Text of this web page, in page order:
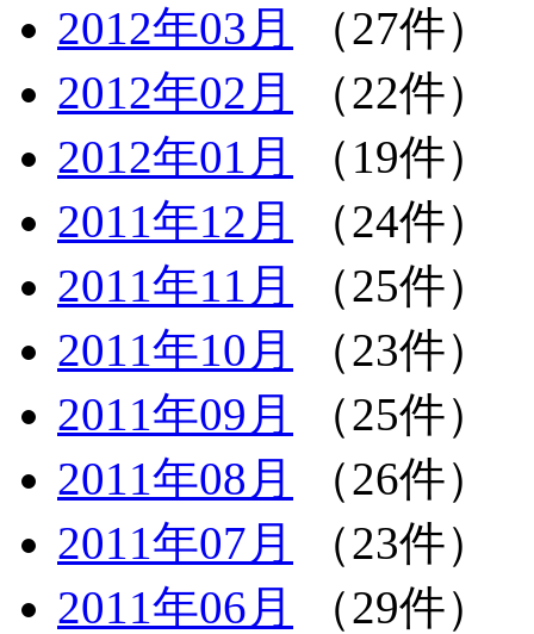
2012年03月
（27件）
2012年02月
（22件）
2012年01月
（19件）
2011年12月
（24件）
2011年11月
（25件）
2011年10月
（23件）
2011年09月
（25件）
2011年08月
（26件）
2011年07月
（23件）
2011年06月
（29件）